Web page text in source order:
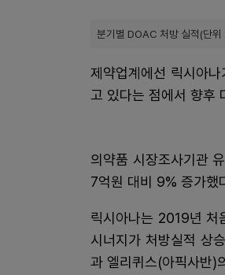
분기별 DOAC 처방 실적(단위
제약업계에선 릭시아
고 있다는 점에서 향후
의약품 시장조사기관
7억원 대비 9% 증가했
릭시아나는 2019년 처
시너지가 처방실적 상
과 엘리퀴스(아픽사반)